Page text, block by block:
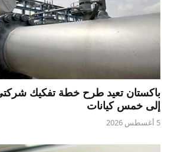
باكستان تعيد طرح خطة تفكيك شركتي
إلى خمس كيانات
5 أغسطس 2026